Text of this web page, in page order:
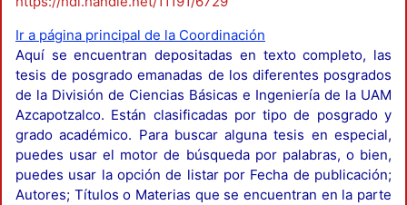
Ir a página principal de la Coordinación
Aquí se encuentran depositadas en texto completo, las
tesis de posgrado emanadas de los diferentes posgrados
de la División de Ciencias Básicas e Ingeniería de la UAM
Azcapotzalco. Están clasificadas por tipo de posgrado y
grado académico. Para buscar alguna tesis en especial,
puedes usar el motor de búsqueda por palabras, o bien,
puedes usar la opción de listar por Fecha de publicación;
Autores; Títulos o Materias que se encuentran en la parte